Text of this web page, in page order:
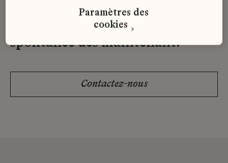
qui correspond à votre profil ?
Envoyez-nous votre candidature
spontanée dès maintenant.
Contactez-nous
Paramètres des
cookies